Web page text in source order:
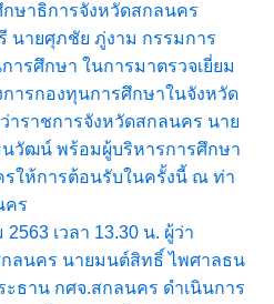
ษาธิการจังหวัดสกลนคร
นายศุภชัย ภู่งาม กรรมการ
ารศึกษา ในการมาตรวจเยี่ยม
การกองทุนการศึกษาในจังหวัด
าราชการจังหวัดสกลนคร นาย
วัฒน์ พร้อมผู้บริหารการศึกษา
ให้การต้อนรับในครั้งนี้ ณ ท่า
คร
เวลา 13.30 น. ผู้ว่า
กลนคร นายมนต์สิทธิ์ ไพศาลธน
ธาน กศจ.สกลนคร ดำเนินการ